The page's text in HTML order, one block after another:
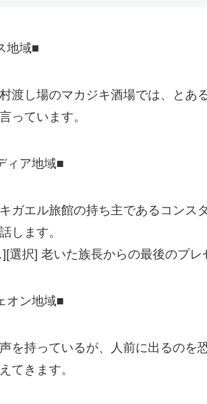
地域■
村渡し場のマカジキ酒場では、と
っています。
ィア地域■
キガエル旅館の持ち主であるコン
します。
選択] 老いた族長からの最後のプ
オン地域■
声を持っているが、人前に出るの
てきます。